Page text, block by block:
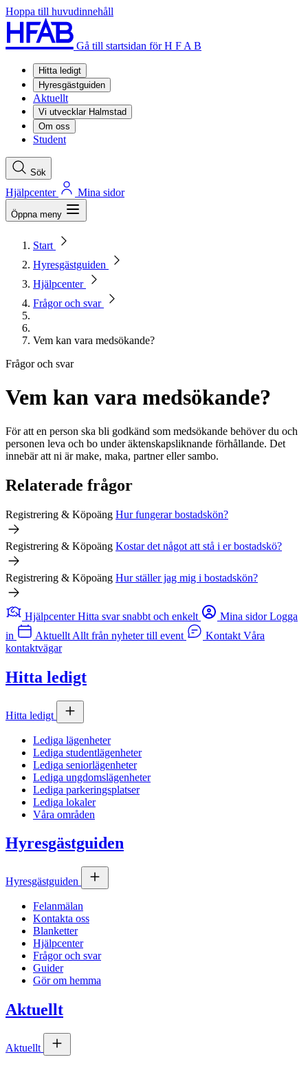
Hoppa till huvudinnehåll
Gå till startsidan för H F A B
Hitta ledigt
Hyresgästguiden
Aktuellt
Vi utvecklar Halmstad
Om oss
Student
Sök
Hjälpcenter Mina sidor
Öppna meny
Start
Hyresgästguiden
Hjälpcenter
Frågor och svar
Vem kan vara medsökande?
Frågor och svar
Vem kan vara medsökande?
För att en person ska bli godkänd som medsökande behöver du och
personen leva och bo under äktenskapsliknande förhållande. Det
innebär att ni är make, maka, partner eller sambo.
Relaterade frågor
Registrering & Köpoäng Hur fungerar bostadskön?
Registrering & Köpoäng Kostar det något att stå i er bostadskö?
Registrering & Köpoäng Hur ställer jag mig i bostadskön?
Hjälpcenter Hitta svar snabbt och enkelt Mina sidor Logga
in
Aktuellt Allt från nyheter till event Kontakt Våra
kontaktvägar
Hitta ledigt
Hitta ledigt
Lediga lägenheter
Lediga studentlägenheter
Lediga seniorlägenheter
Lediga ungdomslägenheter
Lediga parkeringsplatser
Lediga lokaler
Våra områden
Hyresgästguiden
Hyresgästguiden
Felanmälan
Kontakta oss
Blanketter
Hjälpcenter
Frågor och svar
Guider
Gör om hemma
Aktuellt
Aktuellt